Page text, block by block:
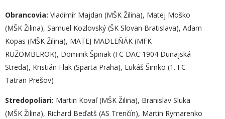
Obrancovia: Vladimír Majdan (MŠK Žilina), Matej Moško
(MŠK Žilina), Samuel Kozlovský (ŠK Slovan Bratislava), Adam
Kopas (MŠK Žilina), MATEJ MADLEŇÁK (MFK
RUŽOMBEROK), Dominik Špiriak (FC DAC 1904 Dunajská
Streda), Kristián Flak (Sparta Praha), Lukáš Šimko (1. FC
Tatran Prešov)
Stredopoliari: Martin Kovaľ (MŠK Žilina), Branislav Sluka
(MŠK Žilina), Richard Beďatš (AS Trenčín), Martin Rymarenko